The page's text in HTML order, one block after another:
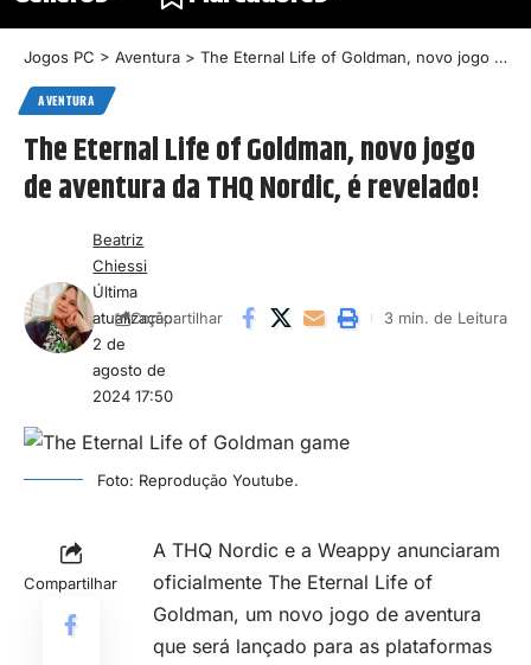
Jogos PC > Aventura > The Eternal Life of Goldman, novo jogo de aventura da THQ Nordic, é revelado!
AVENTURA
The Eternal Life of Goldman, novo jogo
de aventura da THQ Nordic, é revelado!
Última
atualização:
2 de
agosto de
2024 17:50
Beatriz
Chiessi
Compartilhar 3 min. de Leitura
Foto: Reprodução Youtube.
Compartilhar
A THQ Nordic e a Weappy anunciaram
oficialmente The Eternal Life of
Goldman, um novo jogo de aventura
que será lançado para as plataformas